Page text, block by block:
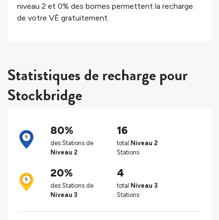
niveau 2 et 0% des bornes permettent la recharge
de votre VÉ gratuitement.
Statistiques de recharge pour
Stockbridge
80%
des Stations de
Niveau 2
16
total Niveau 2
Stations
20%
des Stations de
Niveau 3
4
total Niveau 3
Stations